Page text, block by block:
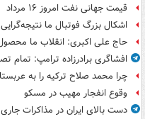
قیمت جهانی نفت امروز ۱۶ مرداد
اشکال بزرگ فوتبال ما
حاج علی اکبری: انقلاب ما
افشاگری برادرزاده ترامپ:
چرا محمد صلاح ترکیه را به
وقوع انفجار مهیب در مسکو
دست بالای ایران در مذاکرات